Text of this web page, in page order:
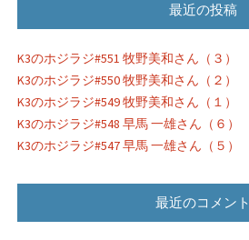
最近の投稿
K3のホジラジ#551 牧野美和さん（３）
K3のホジラジ#550 牧野美和さん（２）
K3のホジラジ#549 牧野美和さん（１）
K3のホジラジ#548 早馬 一雄さん（６）
K3のホジラジ#547 早馬 一雄さん（５）
最近のコメント